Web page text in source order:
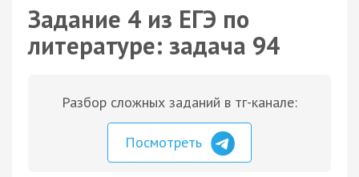
Задание 4 из ЕГЭ по
литературе: задача 94
Разбор сложных заданий в тг-канале:
Посмотреть